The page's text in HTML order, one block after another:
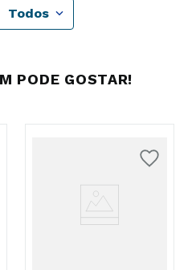
Todos
PODE GOSTAR!